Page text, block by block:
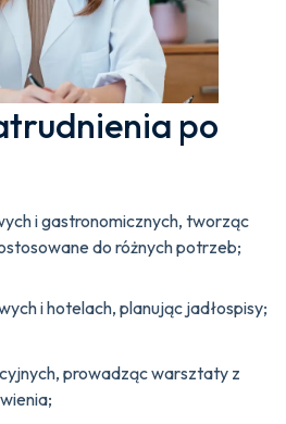
po
i gastronomicznych, tworząc
do różnych potrzeb;
i hotelach, planując jadłospisy;
prowadząc warsztaty z